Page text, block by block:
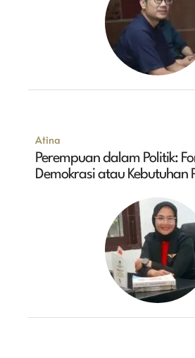
Atina
Perempuan dalam Politik:
Demokrasi atau Kebutuhan